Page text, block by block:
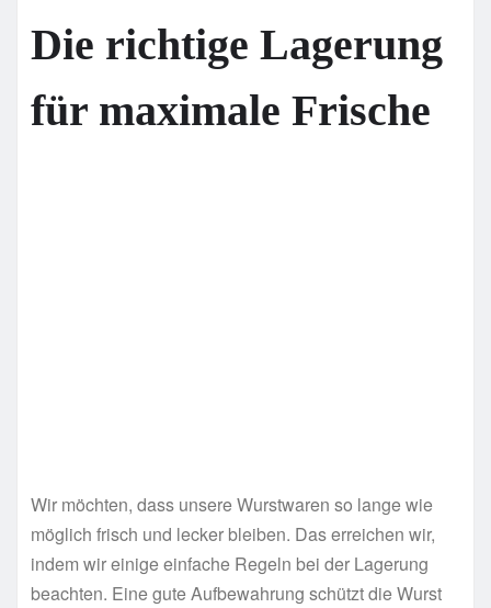
Die richtige Lagerung
für maximale Frische
Wir möchten, dass unsere Wurstwaren so lange wie
möglich frisch und lecker bleiben. Das erreichen wir,
indem wir einige einfache Regeln bei der Lagerung
beachten. Eine gute Aufbewahrung schützt die Wurst